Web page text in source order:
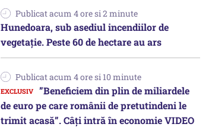
Publicat acum 4 ore si 2 minute
Hunedoara, sub asediul incendiilor de
vegetație. Peste 60 de hectare au ars
Publicat acum 4 ore si 10 minute
”Beneficiem din plin de miliardele
de euro pe care românii de pretutindeni le
trimit acasă”. Câți intră în economie VIDEO